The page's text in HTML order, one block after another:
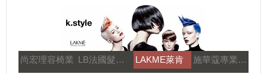
尚宏理容椅業 LB法國髮妝之鑰 LAKME萊肯 施華蔻專業美髮